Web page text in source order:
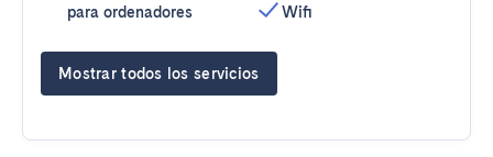
para ordenadores
Wifi
Mostrar todos los servicios